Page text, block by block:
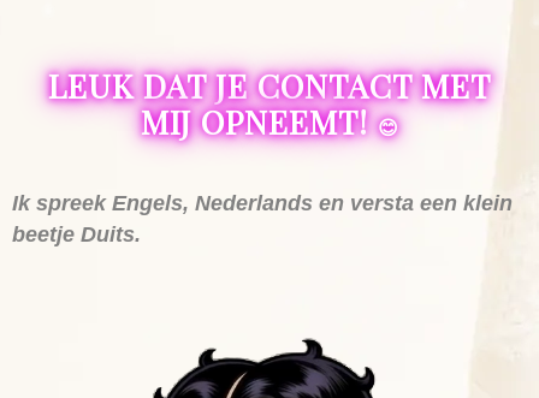
LEUK DAT JE CONTACT MET
MIJ OPNEEMT!😊
Ik spreek Engels, Nederlands en versta een klein
beetje Duits.